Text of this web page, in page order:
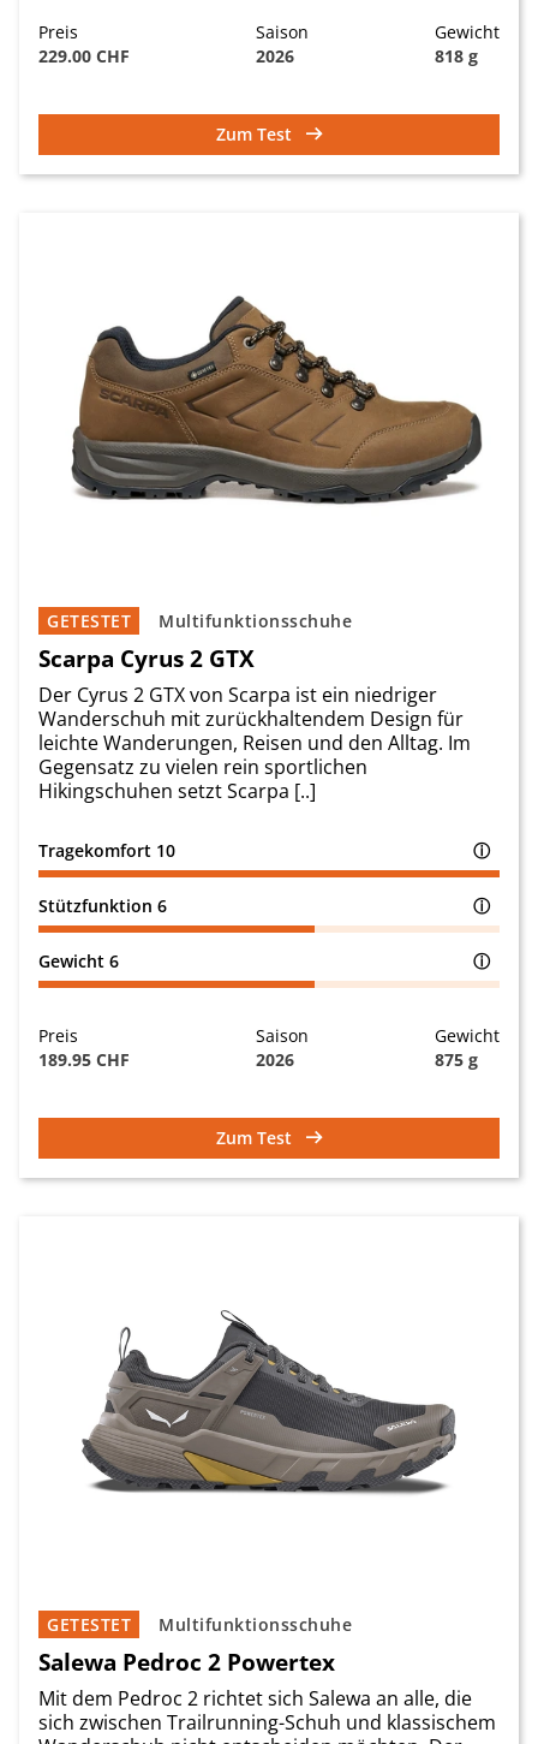
Preis
229.00 CHF
Saison
2026
Gewicht
818 g
Zum Test
Multifunktionsschuhe
GETESTET
Scarpa Cyrus 2 GTX
Der Cyrus 2 GTX von Scarpa ist ein niedriger
Wanderschuh mit zurückhaltendem Design für
leichte Wanderungen, Reisen und den Alltag. Im
Gegensatz zu vielen rein sportlichen
Hikingschuhen setzt Scarpa [..]
Tragekomfort 10 ⓘ
Stützfunktion 6 ⓘ
Gewicht 6 ⓘ
Preis
189.95 CHF
Saison
2026
Gewicht
875 g
Zum Test
Multifunktionsschuhe
GETESTET
Salewa Pedroc 2 Powertex
Mit dem Pedroc 2 richtet sich Salewa an alle, die
sich zwischen Trailrunning-Schuh und klassischem